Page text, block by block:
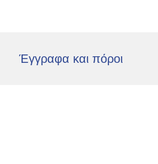
Έγγραφα και πόροι